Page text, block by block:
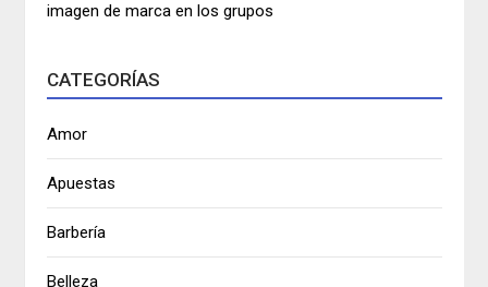
imagen de marca en los grupos
CATEGORÍAS
Amor
Apuestas
Barbería
Belleza